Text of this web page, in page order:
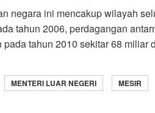
negara ini mencakup wilayah
tahun 2006, perdagangan
pada tahun 2010 sekitar 68 miliar
MENTERI LUAR NEGERI MESIR